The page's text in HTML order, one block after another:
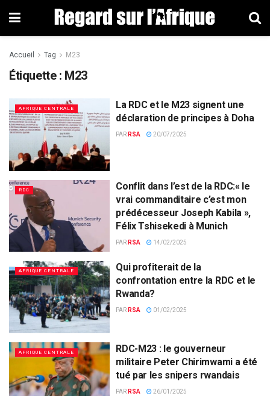
Accueil Tag M23
Étiquette : M23
AFRIQUE CENTRALE
La RDC et le M23 signent une
déclaration de principes à Doha
PAR RSA 20/07/2025
RDC
Conflit dans l’est de la RDC:« le
vrai commanditaire c’est mon
prédécesseur Joseph Kabila »,
Félix Tshisekedi à Munich
PAR RSA 14/02/2025
AFRIQUE CENTRALE
Qui profiterait de la
confrontation entre la RDC et le
Rwanda?
PAR RSA 01/02/2025
AFRIQUE CENTRALE
RDC-M23 : le gouverneur
militaire Peter Chirimwami a été
tué par les snipers rwandais
PAR RSA 26/01/2025